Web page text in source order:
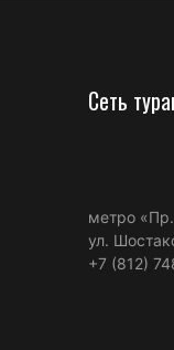
Сеть
метро
ул.
+7 (812)